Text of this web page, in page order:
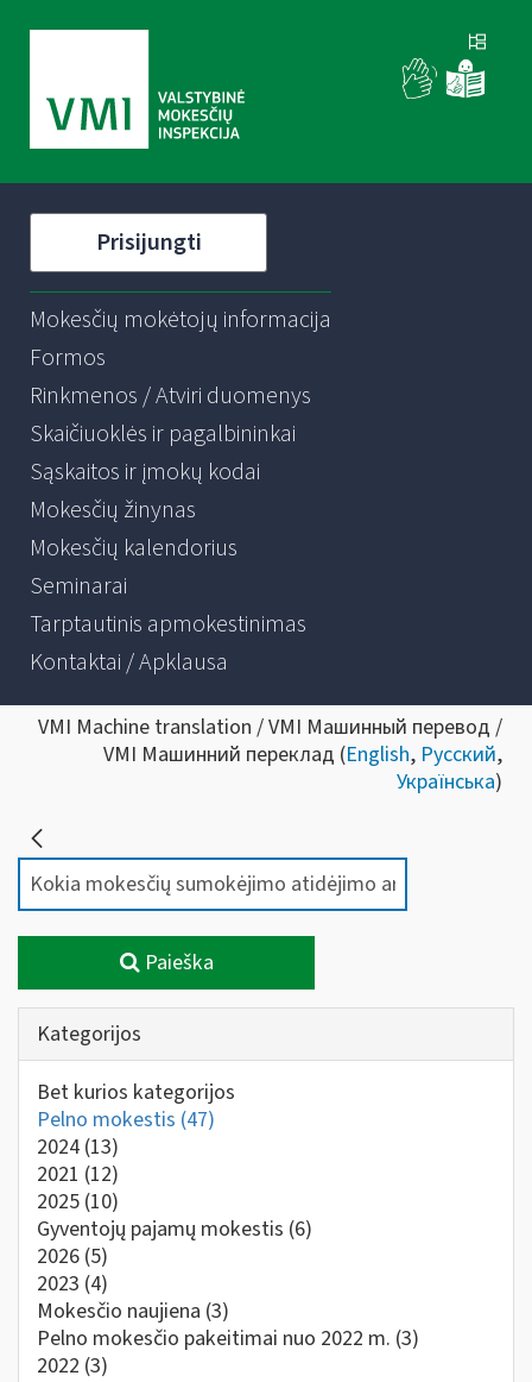
Prisijungti
Mokesčių mokėtojų informacija
Formos
Rinkmenos / Atviri duomenys
Skaičiuoklės ir pagalbininkai
Sąskaitos ir įmokų kodai
Mokesčių žinynas
Mokesčių kalendorius
Seminarai
Tarptautinis apmokestinimas
Kontaktai / Apklausa
VMI Machine translation / VMI Машинный перевод /
VMI Машинний переклад (English, Русский,
Українська)
Paieška
Kategorijos
Bet kurios kategorijos
Pelno mokestis (47)
2024 (13)
2021 (12)
2025 (10)
Gyventojų pajamų mokestis (6)
2026 (5)
2023 (4)
Mokesčio naujiena (3)
Pelno mokesčio pakeitimai nuo 2022 m. (3)
2022 (3)